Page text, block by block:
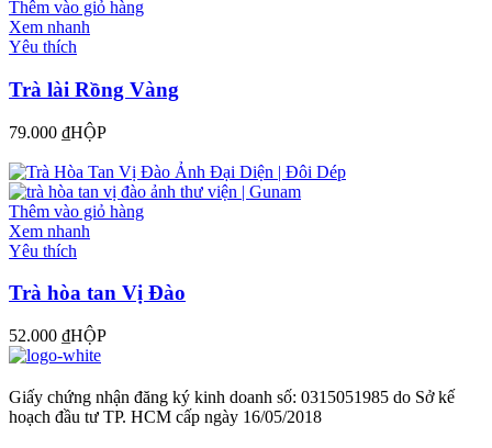
Thêm vào giỏ hàng
Xem nhanh
Yêu thích
Trà lài Rồng Vàng
79.000 ₫HỘP
Thêm vào giỏ hàng
Xem nhanh
Yêu thích
Trà hòa tan Vị Đào
52.000 ₫HỘP
Giấy chứng nhận đăng ký kinh doanh số: 0315051985 do Sở kế
hoạch đầu tư TP. HCM cấp ngày 16/05/2018